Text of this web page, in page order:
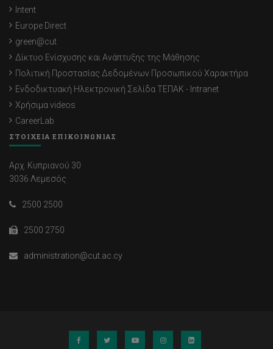
Intent
Europe Direct
green@cut
Δίκτυο Ενίσχυσης και Ανάπτυξης της Μάθησης
Πολιτική Προστασίας Δεδομένων Προσωπικού Χαρακτήρα
Ενδοδικτυακή Ηλεκτρονική Σελίδα ΤΕΠΑΚ - Intranet
Χρήσιμα videos
CareerLab
ΣΤΟΙΧΕΙΑ ΕΠΙΚΟΙΝΩΝΙΑΣ
Αρχ. Κυπριανού 30
3036 Λεμεσός
2500 2500
2500 2750
administration@cut.ac.cy